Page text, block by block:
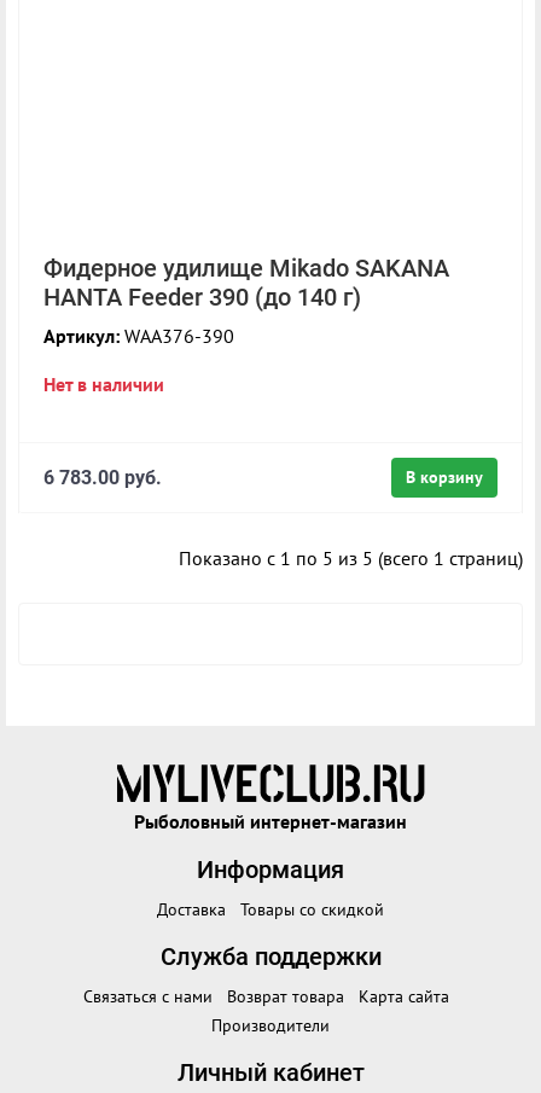
Фидерное удилище Mikado SAKANA
HANTA Feeder 390 (до 140 г)
Артикул: WAA376-390
Нет в наличии
В корзину
6 783.00 руб.
Показано с 1 по 5 из 5 (всего 1 страниц)
Рыболовный интернет-магазин
Информация
Доставка Товары со скидкой
Служба поддержки
Связаться с нами Возврат товара
Карта сайта
Производители
Личный кабинет